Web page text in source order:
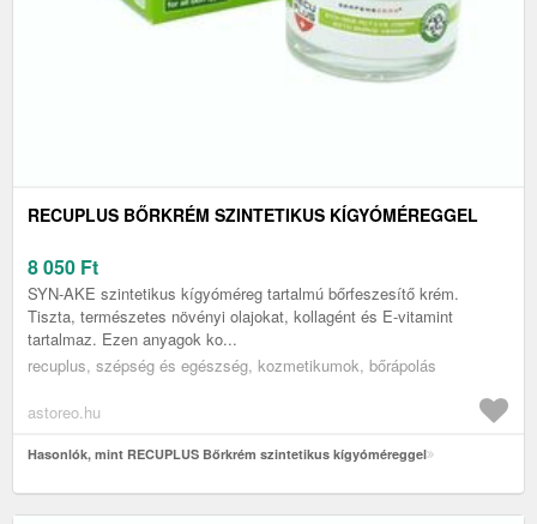
RECUPLUS BŐRKRÉM SZINTETIKUS KÍGYÓMÉREGGEL
8 050 Ft
SYN-AKE szintetikus kígyóméreg tartalmú bőrfeszesítő krém.
Tiszta, természetes növényi olajokat, kollagént és E-vitamint
tartalmaz. Ezen anyagok ko...
recuplus, szépség és egészség, kozmetikumok, bőrápolás
astoreo.hu
Hasonlók, mint RECUPLUS Bőrkrém szintetikus kígyóméreggel